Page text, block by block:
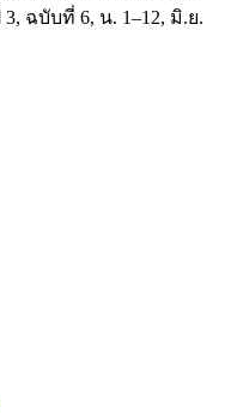
3, ฉบับที่ 6, น. 1–12, มิ.ย.